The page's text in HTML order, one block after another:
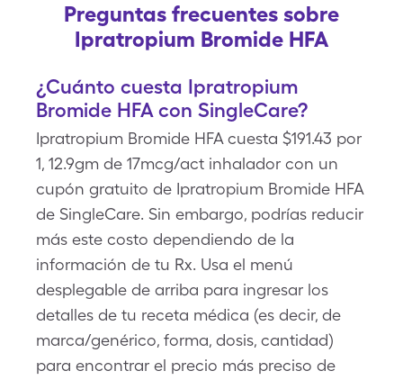
Preguntas frecuentes sobre
Ipratropium Bromide HFA
¿Cuánto cuesta Ipratropium
Bromide HFA con SingleCare?
Ipratropium Bromide HFA cuesta $191.43 por
1, 12.9gm de 17mcg/act inhalador con un
cupón gratuito de Ipratropium Bromide HFA
de SingleCare. Sin embargo, podrías reducir
más este costo dependiendo de la
información de tu Rx. Usa el menú
desplegable de arriba para ingresar los
detalles de tu receta médica (es decir, de
marca/genérico, forma, dosis, cantidad)
para encontrar el precio más preciso de